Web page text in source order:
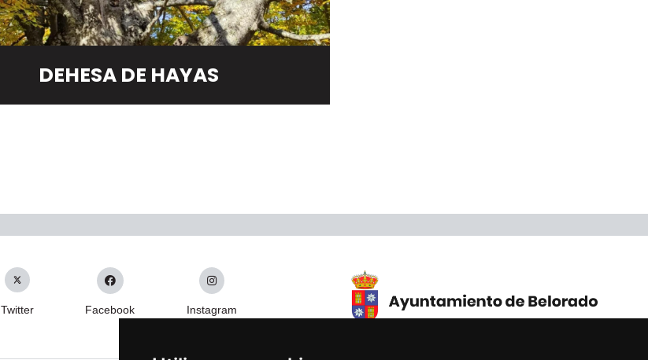
DEHESA DE HAYAS
Twitter Facebook Instagram